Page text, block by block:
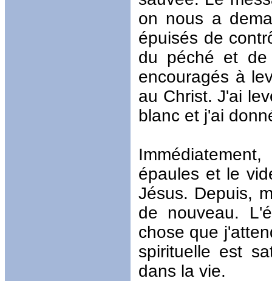
on nous a
épuisés de
du péché et
encouragés à
au Christ. J'ai
blanc et j'ai
épaules et le
Jésus. Depuis,
de nouveau.
chose que
spirituelle est
dans la vie.